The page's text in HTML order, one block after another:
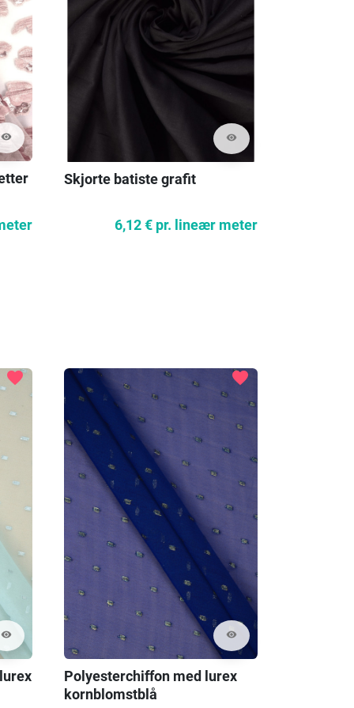
visibility visibility
Skjorte batiste grafit
6,12 € pr. lineær meter
visibility
favorite
visibility
favorite
Polyesterchiffon med lurex
kornblomstblå